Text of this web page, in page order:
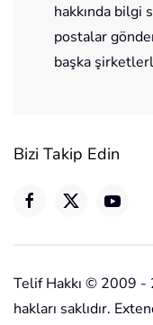
hakkında bilgi
postalar
başka
Bizi Takip Edin
Telif Hakkı © 2009 -
hakları saklıdır.